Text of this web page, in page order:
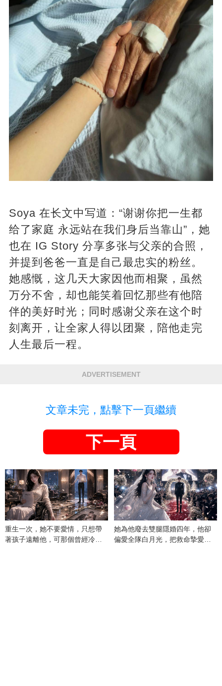
Soya 在长文中写道：“谢谢你把一生都
给了家庭 永远站在我们身后当靠山”，她
也在 IG Story 分享多张与父亲的合照，
并提到爸爸一直是自己最忠实的粉丝。
她感慨，这几天大家因他而相聚，虽然
万分不舍，却也能笑着回忆那些有他陪
伴的美好时光；同时感谢父亲在这个时
刻离开，让全家人得以团聚，陪他走完
人生最后一程。
ADVERTISEMENT
文章未完，點擊下一頁繼續
下一頁
重生一次，她不要愛情，只想帶
著孩子遠離他，可那個曾經冷漠
她為他廢去雙腿隱婚四年，他卻
偏愛全隊白月光，把救命摯愛當